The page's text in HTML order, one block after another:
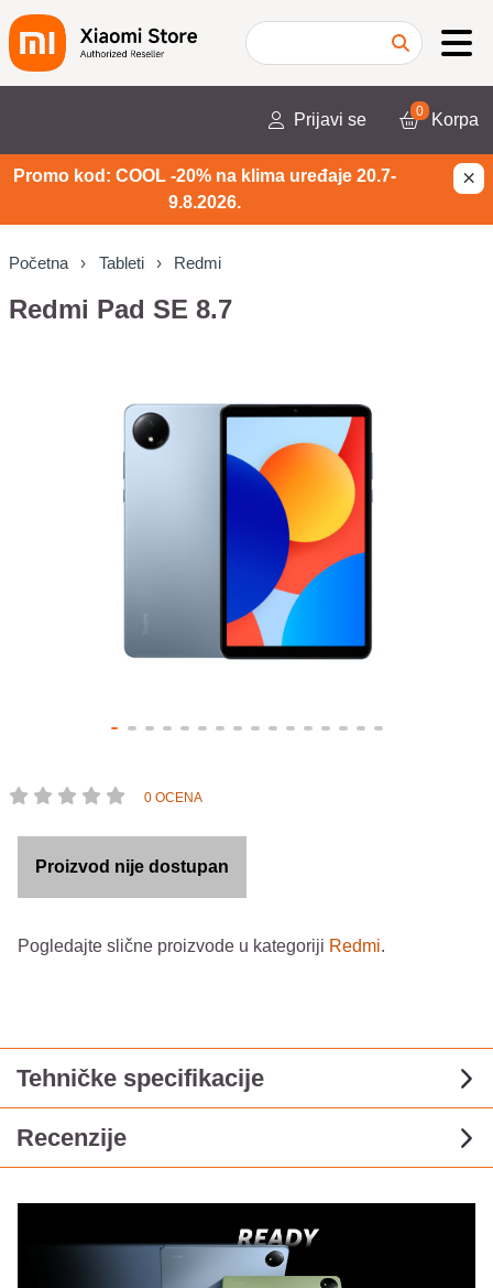
Prijavi se 0 Korpa
Promo kod: COOL -20% na klima uređaje 20.7-
9.8.2026.
×
Početna Tableti Redmi
Redmi Pad SE 8.7
0 OCENA
Proizvod nije dostupan
Pogledajte slične proizvode u kategoriji Redmi.
Tehničke specifikacije
Recenzije